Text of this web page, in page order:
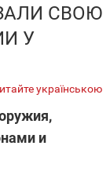
СВОЮ
У
українською
и